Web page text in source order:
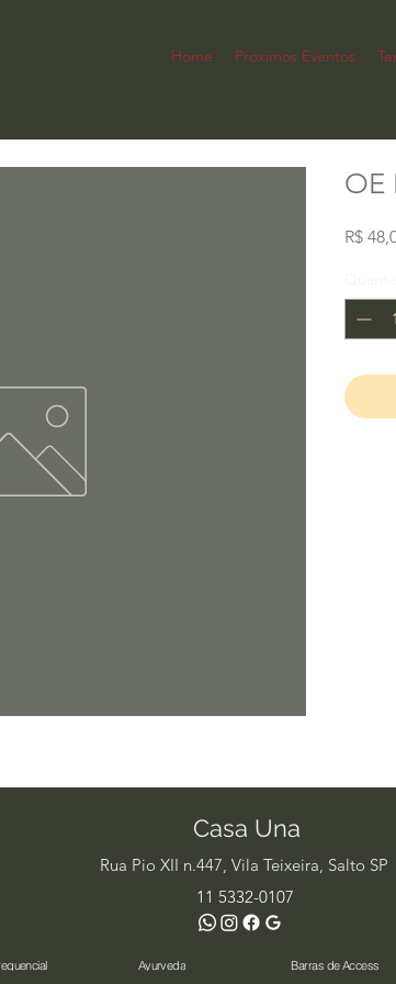
Home Próximos Eventos
OE
R$
Casa Una
Rua Pio XII n.447, Vila Teixeira, Salto SP
11 5332-0107
Ayurveda
Barras de Access